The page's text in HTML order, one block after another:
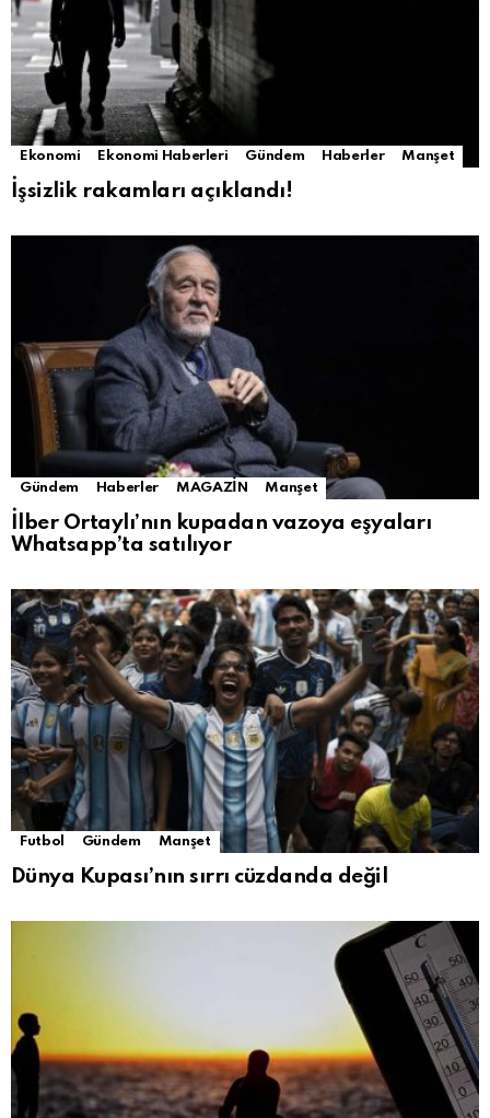
Ekonomi Ekonomi Haberleri Gündem Haberler Manşet
İşsizlik rakamları açıklandı!
Gündem Haberler MAGAZİN Manşet
İlber Ortaylı’nın kupadan vazoya eşyaları
Whatsapp’ta satılıyor
Futbol Gündem Manşet
Dünya Kupası’nın sırrı cüzdanda değil